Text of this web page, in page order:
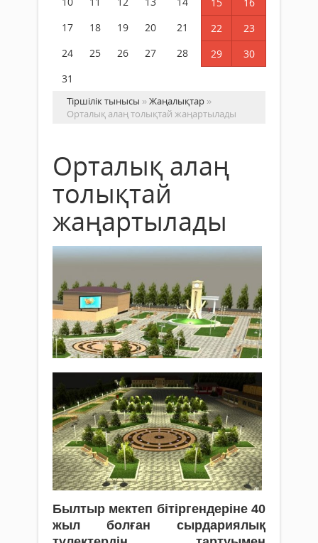
17
18 19 20 21 22
23
24
25 26 27 28 29
30
31
Тіршілік тынысы »Жаңалықтар »
Орталық алаң толықтай жаңартылады
Орталық алаң
толықтай
жаңартылады
Былтыр мектеп бітіргендеріне 40
жыл болған сырдариялық